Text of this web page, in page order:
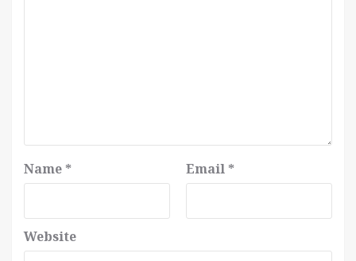
Name * Email *
Website